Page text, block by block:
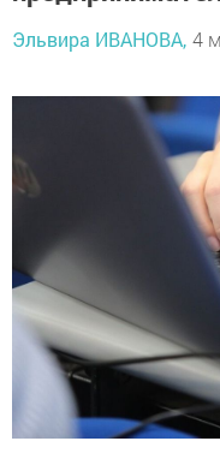
Эльвира ИВАНОВА, 4